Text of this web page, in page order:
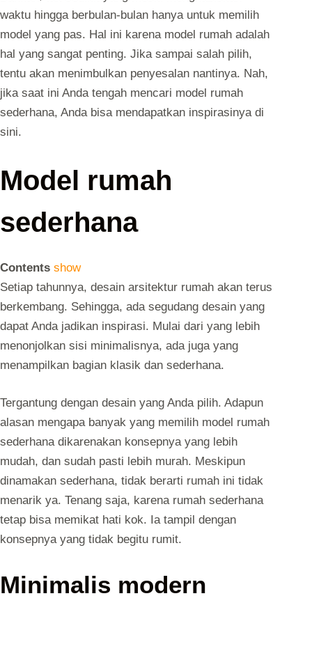
waktu hingga berbulan-bulan hanya untuk memilih
model yang pas. Hal ini karena model rumah adalah
hal yang sangat penting. Jika sampai salah pilih,
tentu akan menimbulkan penyesalan nantinya. Nah,
jika saat ini Anda tengah mencari model rumah
sederhana, Anda bisa mendapatkan inspirasinya di
sini.
Model rumah
sederhana
Contents show
Setiap tahunnya, desain arsitektur rumah akan terus
berkembang. Sehingga, ada segudang desain yang
dapat Anda jadikan inspirasi. Mulai dari yang lebih
menonjolkan sisi minimalisnya, ada juga yang
menampilkan bagian klasik dan sederhana.
Tergantung dengan desain yang Anda pilih. Adapun
alasan mengapa banyak yang memilih model rumah
sederhana dikarenakan konsepnya yang lebih
mudah, dan sudah pasti lebih murah. Meskipun
dinamakan sederhana, tidak berarti rumah ini tidak
menarik ya. Tenang saja, karena rumah sederhana
tetap bisa memikat hati kok. Ia tampil dengan
konsepnya yang tidak begitu rumit.
Minimalis modern